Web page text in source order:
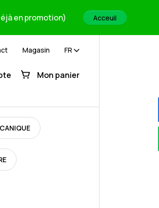
en promotion) Acceuil
Magasin FR
Mon panier